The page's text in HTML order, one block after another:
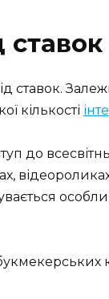
ставок
кількості
до